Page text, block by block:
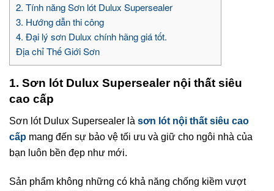
2. Tính năng Sơn lót Dulux Supersealer
3. Hướng dẫn thi công
4. Đại lý sơn Dulux chính hãng giá tốt.
Địa chỉ Thế Giới Sơn
1. Sơn lót Dulux Supersealer nội thất siêu
cao cấp
Sơn lót Dulux Supersealer là sơn lót nội thất siêu cao
cấp mang đến sự bảo vệ tối ưu và giữ cho ngôi nhà của
bạn luôn bền đẹp như mới.
Sản phẩm không những có khả năng chống kiềm vượt